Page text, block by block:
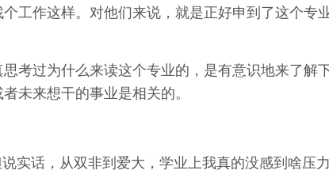
工作这样。对他们来说，就是正好申到了这个专
考过为什么来读这个专业的，是有意识地来了解
未来想干的事业是相关的。
实话，从双非到爱大，学业上我真的没感到啥压